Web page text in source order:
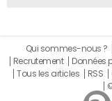
Qui sommes-nous ?
Recrutement
Données
Tous les articles
RSS